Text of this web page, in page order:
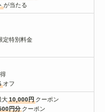
が当たる
定特別料金
オフ
大10,000円 クーポン
円分 クーポン